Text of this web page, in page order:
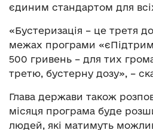
єдиним стандартом для
«Бустеризація – це третя
межах програми
500 гривень – для тих
третю, бустерну дозу», –
Глава держави також
місяця програма буде
людей, які матимуть